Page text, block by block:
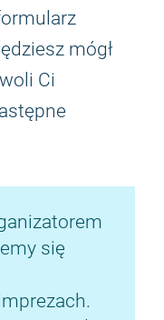
mógł
Ci
się